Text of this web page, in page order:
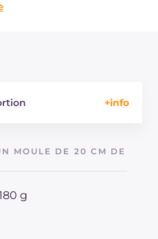
MOULE DE 20 CM DE
g